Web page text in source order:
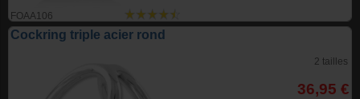
FOAA106
Cockring triple acier rond
2 tailles
36,95 €